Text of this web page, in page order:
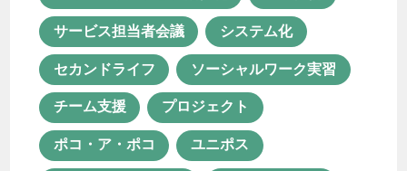
ロボット活用 世話人 事業所
人事ツール 人事考課制度
介護ロボット 介護福祉士
仕事の醍醐味 余暇活動
サービス担当者会議 システム化
セカンドライフ ソーシャルワーク実習
チーム支援 プロジェクト
ポコ・ア・ポコ ユニポス